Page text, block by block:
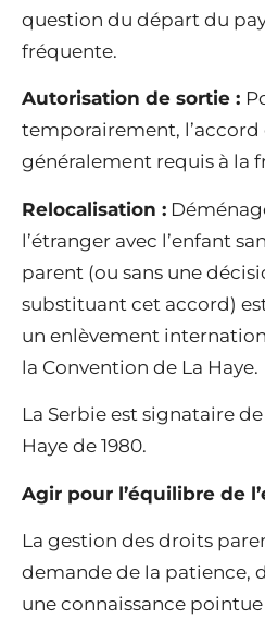
question du départ du
fréquente.
Autorisation de sortie :
temporairement, l’accord
généralement requis à la
Relocalisation :
l’étranger avec l’enfant
parent (ou sans une
substituant cet accord)
un enlèvement
la Convention de La Haye.
La Serbie est signataire
Haye de 1980.
Agir pour l’équilibre de
La gestion des droits
demande de la patience,
une connaissance